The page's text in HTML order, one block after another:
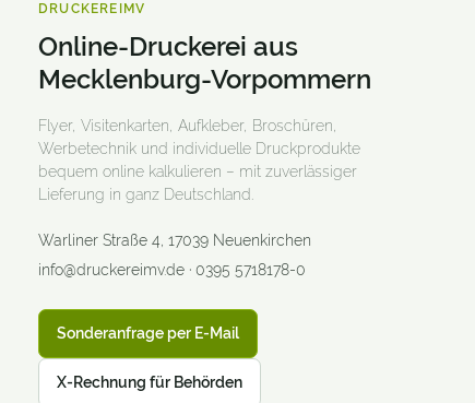
Duftlack Veredelung
Einladungskarten
Einlassbänder
Eintrittskarten
Eventbedarf
Fahnen & Hissflaggen
DRUCKEREIMV
Online-Druckerei aus
Mecklenburg-Vorpommern
Flyer, Visitenkarten, Aufkleber, Broschüren,
Werbetechnik und individuelle Druckprodukte
bequem online kalkulieren – mit zuverlässiger
Lieferung in ganz Deutschland.
Warliner Straße 4 17039 Neuenkirchen
info@druckereimv.de · 0395 5718178-0
Sonderanfrage per E-Mail
X-Rechnung für Behörden